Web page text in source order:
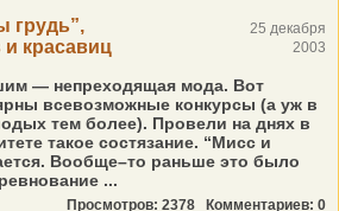
грудь”,
красавиц
25 декабря
2003
— непреходящая мода. Вот
всевозможные конкурсы (а уж в
тем более). Провели на днях в
такое состязание. “Мисс и
Вообще–то раньше это было
...
Просмотров: 2378 Комментариев: 0